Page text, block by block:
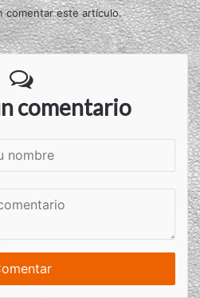
comentar este artículo.
comentario